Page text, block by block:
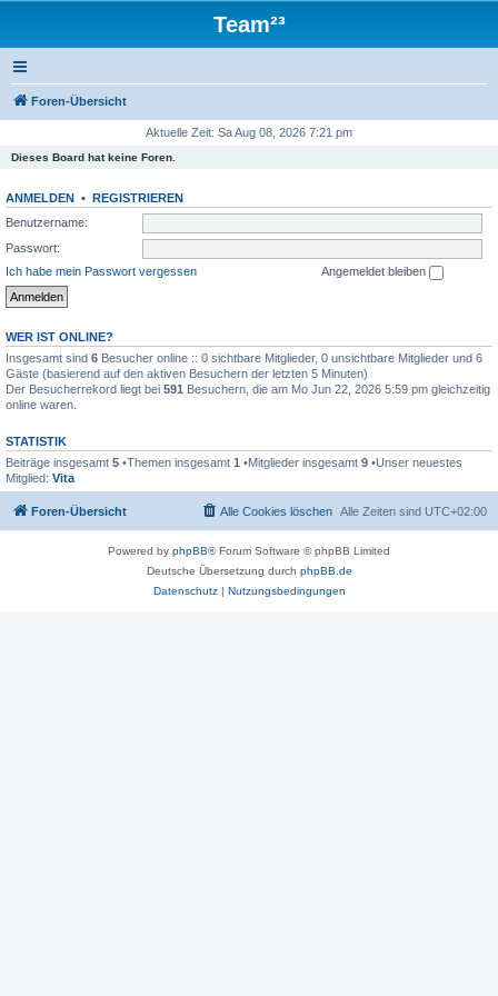
Team²³
Foren-Übersicht
Aktuelle Zeit: Sa Aug 08, 2026 7:21 pm
Dieses Board hat keine Foren.
ANMELDEN • REGISTRIEREN
Benutzername:
Passwort:
Ich habe mein Passwort vergessen
Angemeldet bleiben
WER IST ONLINE?
Insgesamt sind 6 Besucher online :: 0 sichtbare Mitglieder, 0 unsichtbare Mitglieder und 6
Gäste (basierend auf den aktiven Besuchern der letzten 5 Minuten)
Der Besucherrekord liegt bei 591 Besuchern, die am Mo Jun 22, 2026 5:59 pm gleichzeitig
online waren.
STATISTIK
Beiträge insgesamt 5 •Themen insgesamt 1 •Mitglieder insgesamt 9 •Unser neuestes
Mitglied: Vita
Foren-Übersicht Alle Zeiten sind UTC+02:00
Alle Cookies löschen
Powered by phpBB® Forum Software © phpBB Limited
Deutsche Übersetzung durch phpBB.de
Datenschutz| Nutzungsbedingungen